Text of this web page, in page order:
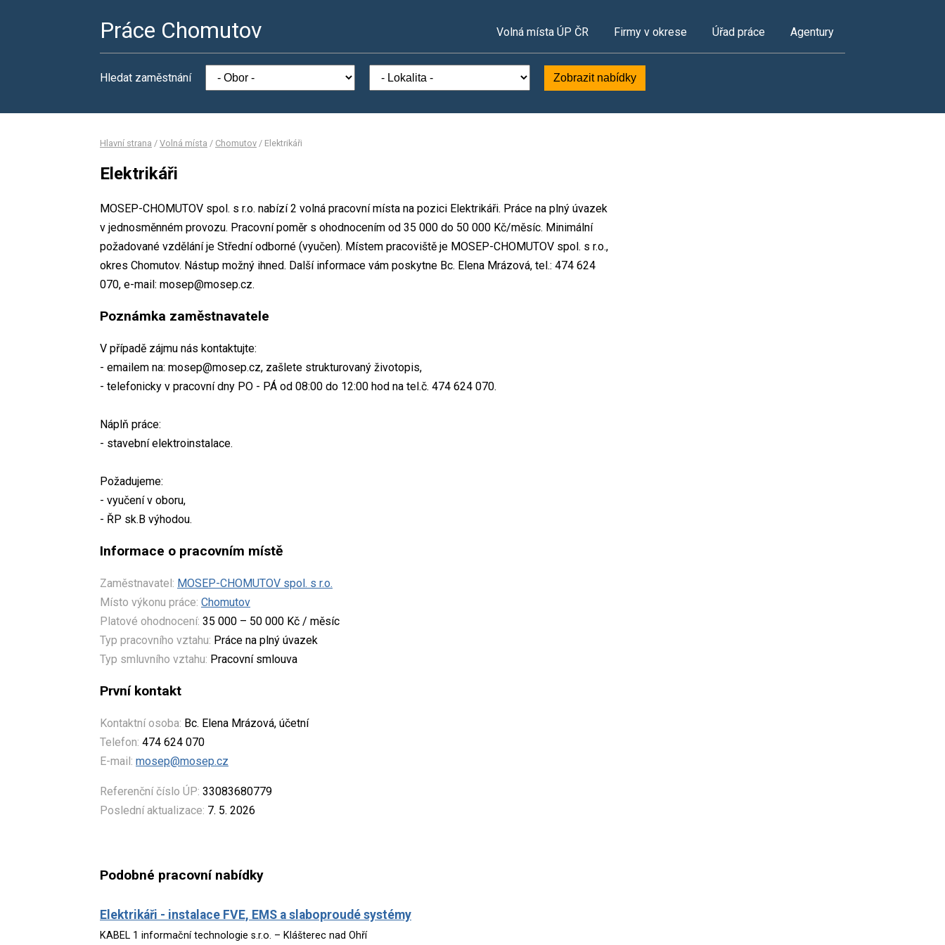
Práce Chomutov Volná místa ÚP ČR Firmy v okrese Úřad práce Agentury
Hledat zaměstnání Zobrazit nabídky
Hlavní strana / Volná místa / Chomutov / Elektrikáři
Elektrikáři
MOSEP-CHOMUTOV spol. s r.o. nabízí 2 volná pracovní místa na pozici Elektrikáři. Práce na plný úvazek
v jednosměnném provozu. Pracovní poměr s ohodnocením od 35 000 do 50 000 Kč/měsíc. Minimální
požadované vzdělání je Střední odborné (vyučen). Místem pracoviště je MOSEP-CHOMUTOV spol. s r.o.,
okres Chomutov. Nástup možný ihned. Další informace vám poskytne Bc. Elena Mrázová, tel.: 474 624
070, e-mail: mosep@mosep.cz.
Poznámka zaměstnavatele
V případě zájmu nás kontaktujte:
- emailem na: mosep@mosep.cz, zašlete strukturovaný životopis,
- telefonicky v pracovní dny PO - PÁ od 08:00 do 12:00 hod na tel.č. 474 624 070.
Náplň práce:
- stavební elektroinstalace.
Požadujeme:
- vyučení v oboru,
- ŘP sk.B výhodou.
Informace o pracovním místě
Zaměstnavatel: MOSEP-CHOMUTOV spol. s r.o.
Místo výkonu práce: Chomutov
Platové ohodnocení: 35 000 – 50 000 Kč / měsíc
Typ pracovního vztahu: Práce na plný úvazek
Typ smluvního vztahu: Pracovní smlouva
První kontakt
Kontaktní osoba: Bc. Elena Mrázová, účetní
Telefon: 474 624 070
E-mail: mosep@mosep.cz
Referenční číslo ÚP: 33083680779
Poslední aktualizace: 7. 5. 2026
Podobné pracovní nabídky
Elektrikáři - instalace FVE, EMS a slaboproudé systémy
KABEL 1 informační technologie s.r.o. – Klášterec nad Ohří